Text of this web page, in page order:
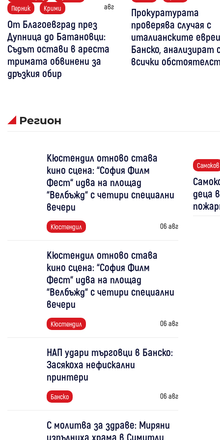
Перник
Крими авг
От Благоевград през
Дупница до Батановци:
Съдът остави в ареста
тримата обвинени за
дръзкия обир
Прокуратурата
проверява случая с
италианските
Банско, анализират
всички
Регион
Кюстендил отново става
кино сцена: “София Филм
Фест“ идва на площад
“Велбъжд“ с четири специални
вечери
Кюстендил 06 авг
Кюстендил отново става
кино сцена: “София Филм
Фест“ идва на площад
“Велбъжд“ с четири специални
вечери
Кюстендил 06 авг
НАП удари търговци в Банско:
Засякоха нефискални
принтери
Банско 06 авг
С молитва за здраве: Миряни
изпълниха храма в Симитли
Самоков
деца